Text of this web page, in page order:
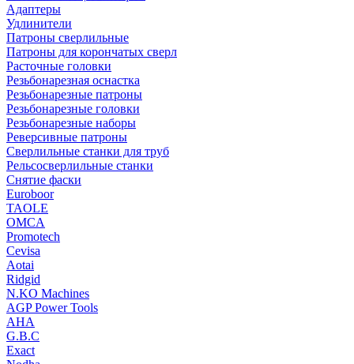
Адаптеры
Удлинители
Патроны сверлильные
Патроны для корончатых сверл
Расточные головки
Резьбонарезная оснастка
Резьбонарезные патроны
Резьбонарезные головки
Резьбонарезные наборы
Реверсивные патроны
Сверлильные станки для труб
Рельсосверлильные станки
Снятие фаски
Euroboor
TAOLE
OMCA
Promotech
Cevisa
Aotai
Ridgid
N.KO Machines
AGP Power Tools
AHA
G.B.C
Exact